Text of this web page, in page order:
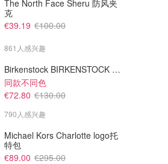
The North Face Sheru 防风夹
克
€39.19 €100.00
861人感兴趣
Birkenstock BIRKENSTOCK Solana 麂皮皮革凉拖
同款不同色
€72.80 €130.00
790人感兴趣
Michael Kors Charlotte logo托
特包
€89.00 €295.00